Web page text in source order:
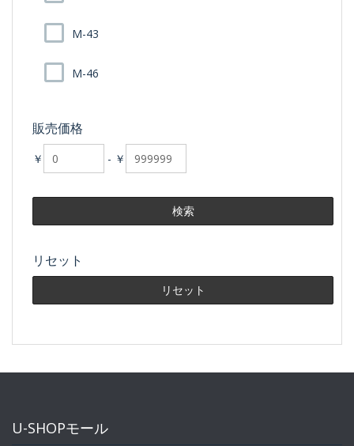
M-43
M-46
販売価格
￥ - ￥
リセット
U-SHOPモール